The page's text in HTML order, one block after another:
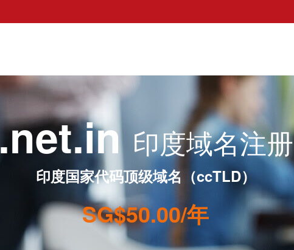
印度域名注册
印度国家代码顶级域名（ccTLD）
SG$50.00/年